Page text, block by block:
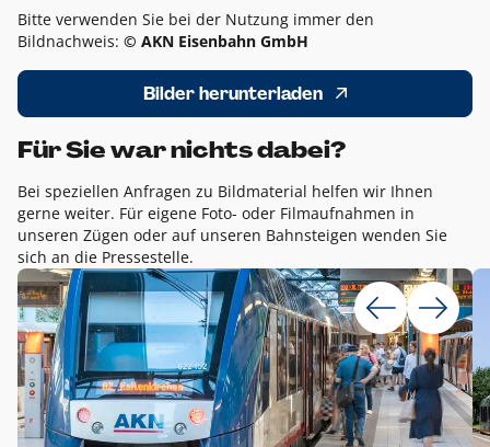
Bitte verwenden Sie bei der Nutzung immer den
Bildnachweis: © AKN Eisenbahn GmbH
Bilder herunterladen
Für Sie war nichts dabei?
Bei speziellen Anfragen zu Bildmaterial helfen wir Ihnen
gerne weiter. Für eigene Foto- oder Filmaufnahmen in
unseren Zügen oder auf unseren Bahnsteigen wenden Sie
sich an die Pressestelle.